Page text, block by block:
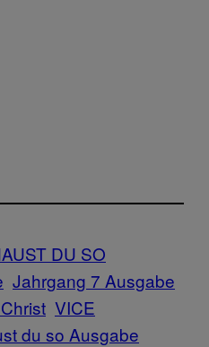
DU SO
Jahrgang 7 Ausgabe
VICE
du so Ausgabe